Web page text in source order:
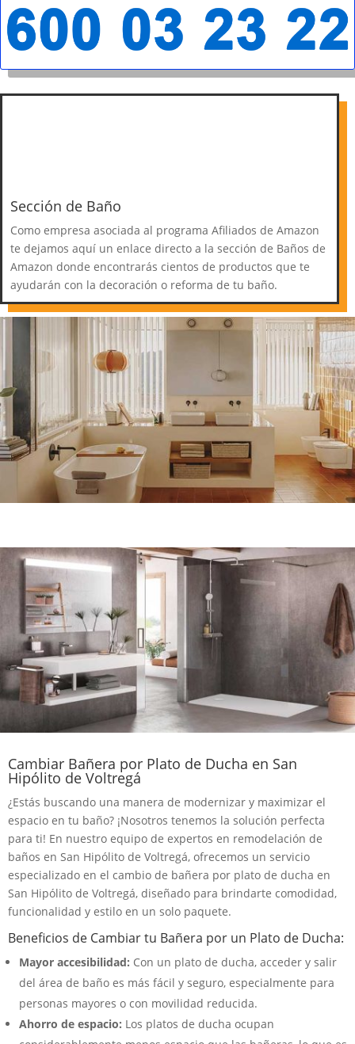
Sección de Baño
Como empresa asociada al programa Afiliados de Amazon
te dejamos aquí un enlace directo a la sección de Baños de
Amazon donde encontrarás cientos de productos que te
ayudarán con la decoración o reforma de tu baño.
Cambiar Bañera por Plato de Ducha en San
Hipólito de Voltregá
¿Estás buscando una manera de modernizar y maximizar el
espacio en tu baño? ¡Nosotros tenemos la solución perfecta
para ti! En nuestro equipo de expertos en remodelación de
baños en San Hipólito de Voltregá, ofrecemos un servicio
especializado en el cambio de bañera por plato de ducha en
San Hipólito de Voltregá, diseñado para brindarte comodidad,
funcionalidad y estilo en un solo paquete.
Beneficios de Cambiar tu Bañera por un Plato de Ducha:
Mayor accesibilidad: Con un plato de ducha, acceder y salir
del área de baño es más fácil y seguro, especialmente para
personas mayores o con movilidad reducida.
Ahorro de espacio: Los platos de ducha ocupan